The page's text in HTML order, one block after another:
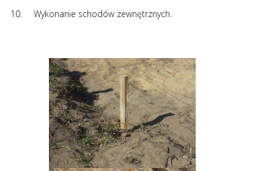
Wykonanie schodów zewnętrznych.